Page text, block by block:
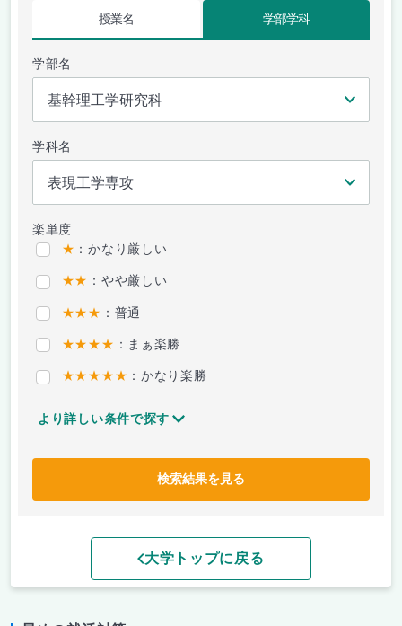
授業名 学部学科
学部名
学科名
楽単度
★ ：かなり厳しい
★★ ：やや厳しい
★★★ ：普通
★★★★ ：まぁ楽勝
★★★★★ ：かなり楽勝
より詳しい条件で探す
検索結果を見る
大学トップに戻る